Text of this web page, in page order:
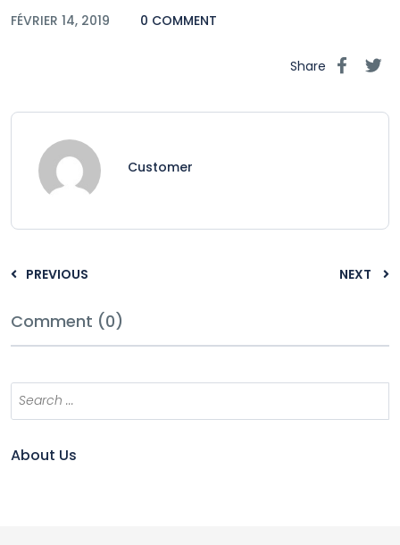
FÉVRIER 14, 2019 0 COMMENT
Share
Customer
PREVIOUS NEXT
Comment (0)
About Us